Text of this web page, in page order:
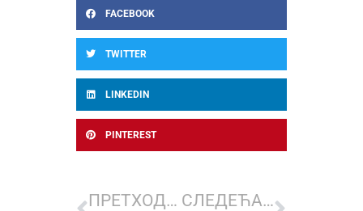
FACEBOOK
TWITTER
LINKEDIN
PINTEREST
ПРЕТХОДНА ВЕСТ СЛЕДЕЋА ВЕСТ